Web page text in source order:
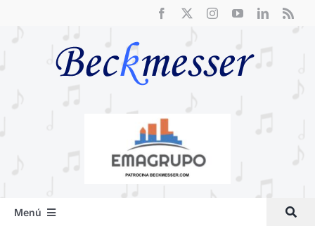
Menú